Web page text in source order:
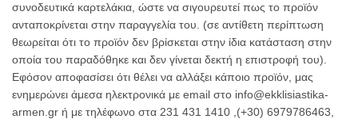
συνοδευτικά καρτελάκια, ώστε να σιγουρευτεί πως το προϊόν
ανταποκρίνεται στην παραγγελία του. (σε αντίθετη περίπτωση
θεωρείται ότι το προϊόν δεν βρίσκεται στην ίδια κατάσταση στην
οποία του παραδόθηκε και δεν γίνεται δεκτή η επιστροφή του).
Εφόσον αποφασίσει ότι θέλει να αλλάξει κάποιο προϊόν, μας
ενημερώνει άμεσα ηλεκτρονικά με email στο info@ekklisiastika-
armen.gr ή με τηλέφωνο στα 231 431 1410 ,(+30) 6979786463,